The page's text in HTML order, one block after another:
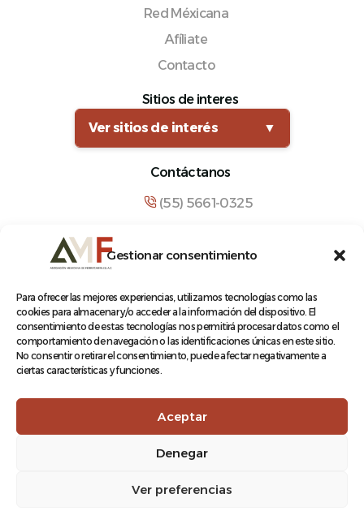
Gestionar consentimiento
Para ofrecer las mejores experiencias, utilizamos tecnologías como las
cookies para almacenar y/o acceder a la información del dispositivo. El
consentimiento de estas tecnologías nos permitirá procesar datos como el
comportamiento de navegación o las identificaciones únicas en este sitio.
No consentir o retirar el consentimiento, puede afectar negativamente a
ciertas características y funciones.
Aceptar
Denegar
Ver preferencias
Red Méxicana
Afíliate
Contacto
Sitios de interes
Ver sitios de interés
▼
Contáctanos
(55) 5661-0325
Manuel María Contreras 133, Cuauhtémoc,
Terminos y condiciones
Log In